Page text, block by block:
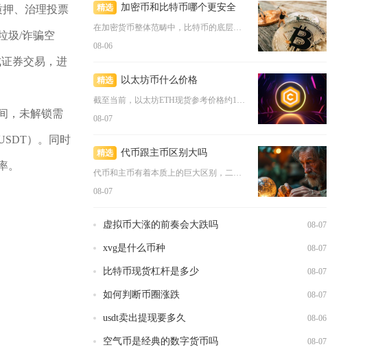
、治理投票
圾/诈骗空
券交易，进
，未解锁需
）。同时
。
精选 加密币和比特币哪个更安全
在加密货币整体范畴中，比特币的底层网络安全性显著高于绝大多数...
08-06
精选 以太坊币什么价格
截至当前，以太坊ETH现货参考价格约1902美元，折合人民币...
08-07
精选 代币跟主币区别大吗
代币和主币有着本质上的巨大区别，二者从底层技术架构、发行逻辑...
08-07
虚拟币大涨的前奏会大跌吗 08-07
xvg是什么币种 08-07
比特币现货杠杆是多少 08-07
如何判断币圈涨跌 08-07
usdt卖出提现要多久 08-06
空气币是经典的数字货币吗 08-07